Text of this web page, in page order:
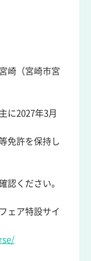
崎（宮崎市宮
に2027年3月
許を保持し
認ください。
ェア特設サイ